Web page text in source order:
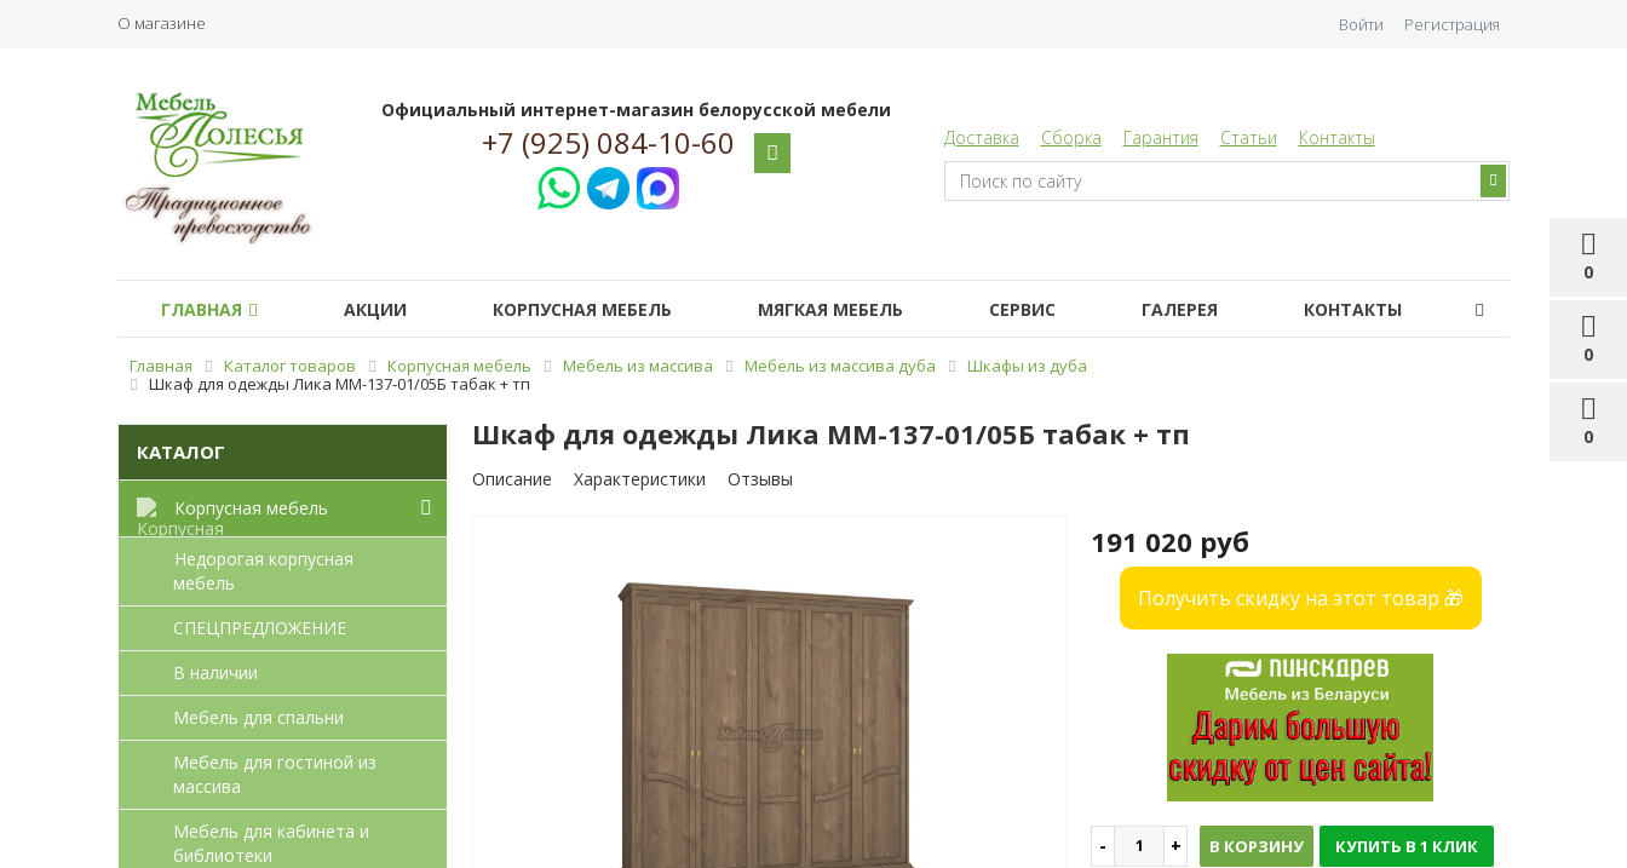
О магазине
0
0
0
Войти Регистрация
Официальный интернет-магазин белорусской мебели
+7 (925) 084-10-60 Доставка Сборка Гарантия Статьи Контакты
ГЛАВНАЯ АКЦИИ КОРПУСНАЯ МЕБЕЛЬ МЯГКАЯ МЕБЕЛЬ СЕРВИС ГАЛЕРЕЯ КОНТАКТЫ
Главная Каталог товаров Корпусная мебель Мебель из массива Мебель из массива дуба
Шкафы из дуба
Шкаф для одежды Лика ММ-137-01/05Б табак + тп
КАТАЛОГ
Корпусная мебель
Недорогая корпусная
мебель
СПЕЦПРЕДЛОЖЕНИЕ
В наличии
Мебель для спальни
Мебель для гостиной из
массива
Мебель для кабинета и
библиотеки
Шкаф для одежды Лика ММ-137-01/05Б табак + тп
Описание Характеристики Отзывы
191 020 руб
Получить скидку на этот товар 🎁
В КОРЗИНУ КУПИТЬ В 1 КЛИК